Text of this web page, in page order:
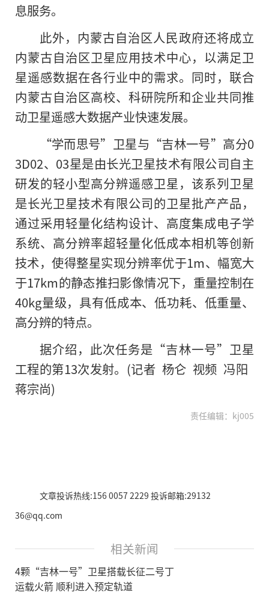
息服务。
此外，内蒙古自治区人民政府还将成立
内蒙古自治区卫星应用技术中心，以满足卫
星遥感数据在各行业中的需求。同时，联合
内蒙古自治区高校、科研院所和企业共同推
动卫星遥感大数据产业快速发展。
“学而思号”卫星与“吉林一号”高分0
3D02、03星是由长光卫星技术有限公司自主
研发的轻小型高分辨遥感卫星，该系列卫星
是长光卫星技术有限公司的卫星批产产品，
通过采用轻量化结构设计、高度集成电子学
系统、高分辨率超轻量化低成本相机等创新
技术，使得整星实现分辨率优于1m、幅宽大
于17km的静态推扫影像情况下，重量控制在
40kg量级，具有低成本、低功耗、低重量、
高分辨的特点。
据介绍，此次任务是“吉林一号”卫星
工程的第13次发射。(记者 杨仑 视频 冯阳
蒋宗尚)
责任编辑：kj005
文章投诉热线:156 0057 2229 投诉邮箱:29132
36@qq.com
相关新闻
4颗“吉林一号”卫星搭载长征二号丁
运载火箭 顺利进入预定轨道